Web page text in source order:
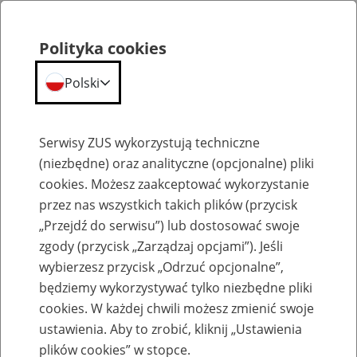
Biogramy
Biogram Tomasz Lasocki
konferencja Kraków
Polityka cookies
Polski
Serwisy ZUS wykorzystują techniczne
(niezbędne) oraz analityczne (opcjonalne) pliki
cookies. Możesz zaakceptować wykorzystanie
przez nas wszystkich takich plików (przycisk
„Przejdź do serwisu”) lub dostosować swoje
zgody (przycisk „Zarządzaj opcjami”). Jeśli
wybierzesz przycisk „Odrzuć opcjonalne”,
będziemy wykorzystywać tylko niezbędne pliki
cookies. W każdej chwili możesz zmienić swoje
ustawienia. Aby to zrobić, kliknij „Ustawienia
plików cookies” w stopce.